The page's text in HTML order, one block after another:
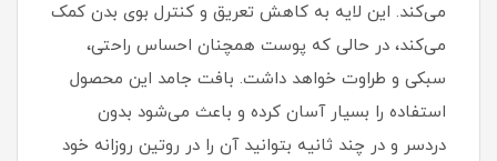
می‌کند. این لایه به کاهش تعریق و کنترل بوی بدن کمک
می‌کند، در حالی که پوست همچنان احساس راحتی،
سبکی و طراوت خواهد داشت. بافت جامد این محصول
استفاده را بسیار آسان کرده و باعث می‌شود بدون
دردسر و در چند ثانیه بتوانید آن را در روتین روزانه خود